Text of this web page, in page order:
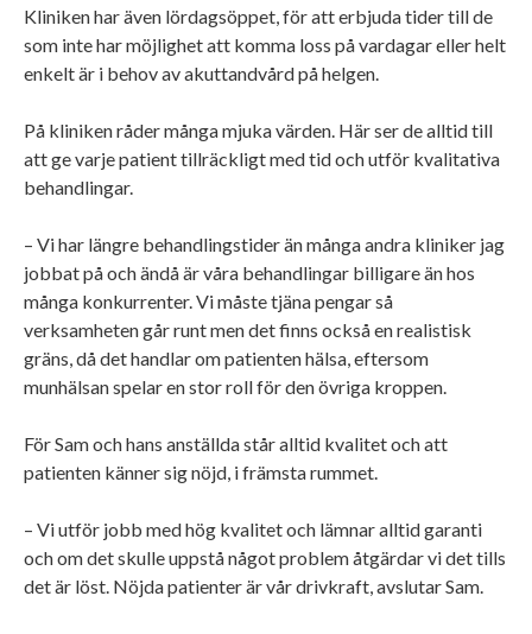
Kliniken har även lördagsöppet, för att erbjuda tider till de
som inte har möjlighet att komma loss på vardagar eller helt
enkelt är i behov av akuttandvård på helgen.
På kliniken råder många mjuka värden. Här ser de alltid till
att ge varje patient tillräckligt med tid och utför kvalitativa
behandlingar.
– Vi har längre behandlingstider än många andra kliniker jag
jobbat på och ändå är våra behandlingar billigare än hos
många konkurrenter. Vi måste tjäna pengar så
verksamheten går runt men det finns också en realistisk
gräns, då det handlar om patienten hälsa, eftersom
munhälsan spelar en stor roll för den övriga kroppen.
För Sam och hans anställda står alltid kvalitet och att
patienten känner sig nöjd, i främsta rummet.
– Vi utför jobb med hög kvalitet och lämnar alltid garanti
och om det skulle uppstå något problem åtgärdar vi det tills
det är löst. Nöjda patienter är vår drivkraft, avslutar Sam.